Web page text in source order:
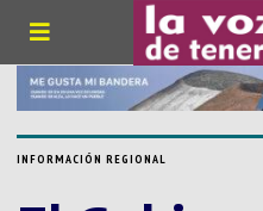
INFORMACIÓN REGIONAL